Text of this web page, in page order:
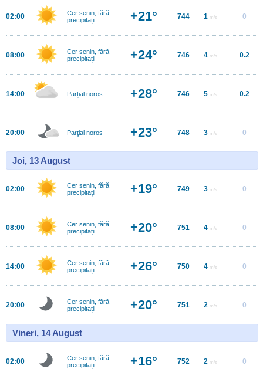
02:00
Cer senin, fără
precipitații
+21° 744 1 m/s 0
08:00
Cer senin, fără
precipitații
+24° 746 4 m/s 0.2
14:00 Parțial noros +28° 746 5 m/s 0.2
20:00 Parţial noros +23° 748 3 m/s 0
Joi, 13 August
02:00
Cer senin, fără
precipitații
+19° 749 3 m/s 0
08:00
Cer senin, fără
precipitații
+20° 751 4 m/s 0
14:00
Cer senin, fără
precipitații
+26° 750 4 m/s 0
20:00
Cer senin, fără
precipitații
+20° 751 2 m/s 0
Vineri, 14 August
02:00
Cer senin, fără
precipitații
+16° 752 2 m/s 0